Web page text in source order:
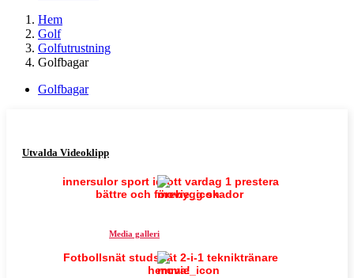
Hem
Golf
Golfutrustning
Golfbagar
Golfbagar
Utvalda Videoklipp
innersulor sport idrott vardag 1 prestera
bättre och förebygg skador
Media galleri
Fotbollsnät studsnät 2-i-1 tekniktränare
hemma!